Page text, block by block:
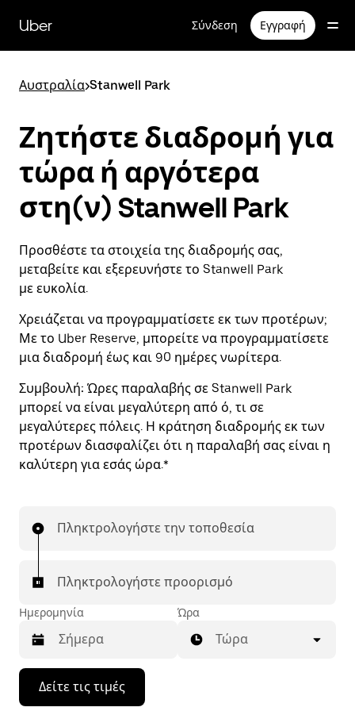
κύριο
περιεχόμενο
Uber Σύνδεση Εγγραφή
Αυστραλία>Stanwell Park
Ζητήστε διαδρομή για
τώρα ή αργότερα
στη(ν) Stanwell Park
Προσθέστε τα στοιχεία της διαδρομής σας,
μεταβείτε και εξερευνήστε το Stanwell Park
με ευκολία.
Χρειάζεται να προγραμματίσετε εκ των προτέρων;
Με το Uber Reserve, μπορείτε να προγραμματίσετε
μια διαδρομή έως και 90 ημέρες νωρίτερα.
Συμβουλή: Ώρες παραλαβής σε Stanwell Park
μπορεί να είναι μεγαλύτερη από ό, τι σε
μεγαλύτερες πόλεις. Η κράτηση διαδρομής εκ των
προτέρων διασφαλίζει ότι η παραλαβή σας είναι η
καλύτερη για εσάς ώρα.*
Πληκτρολογήστε την τοποθεσία
Πληκτρολογήστε προορισμό
Ημερομηνία
Πατήστε
πλήκτρο
Ώρα
Τώρα
Δείτε τις τιμές